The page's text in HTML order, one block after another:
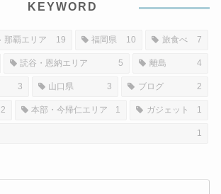
KEYWORD
那覇エリア 19 福岡県 10 旅食べ 7
読谷・恩納エリア 5 離島 4
3 山口県 3 ブログ 2
2 本部・今帰仁エリア 1 ガジェット 1
1